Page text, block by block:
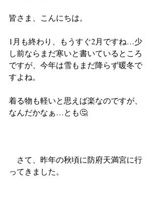
皆さま、こんにちは。
1月も終わり、もうすぐ2月ですね…少
し前ならまだ寒いと書いているところ
ですが、今年は雪もまだ降らず暖冬で
すよね。
着る物も軽いと思えば楽なのですが、
なんだかなぁ…とも🤔
さて、昨年の秋頃に防府天満宮に行
ってきました。